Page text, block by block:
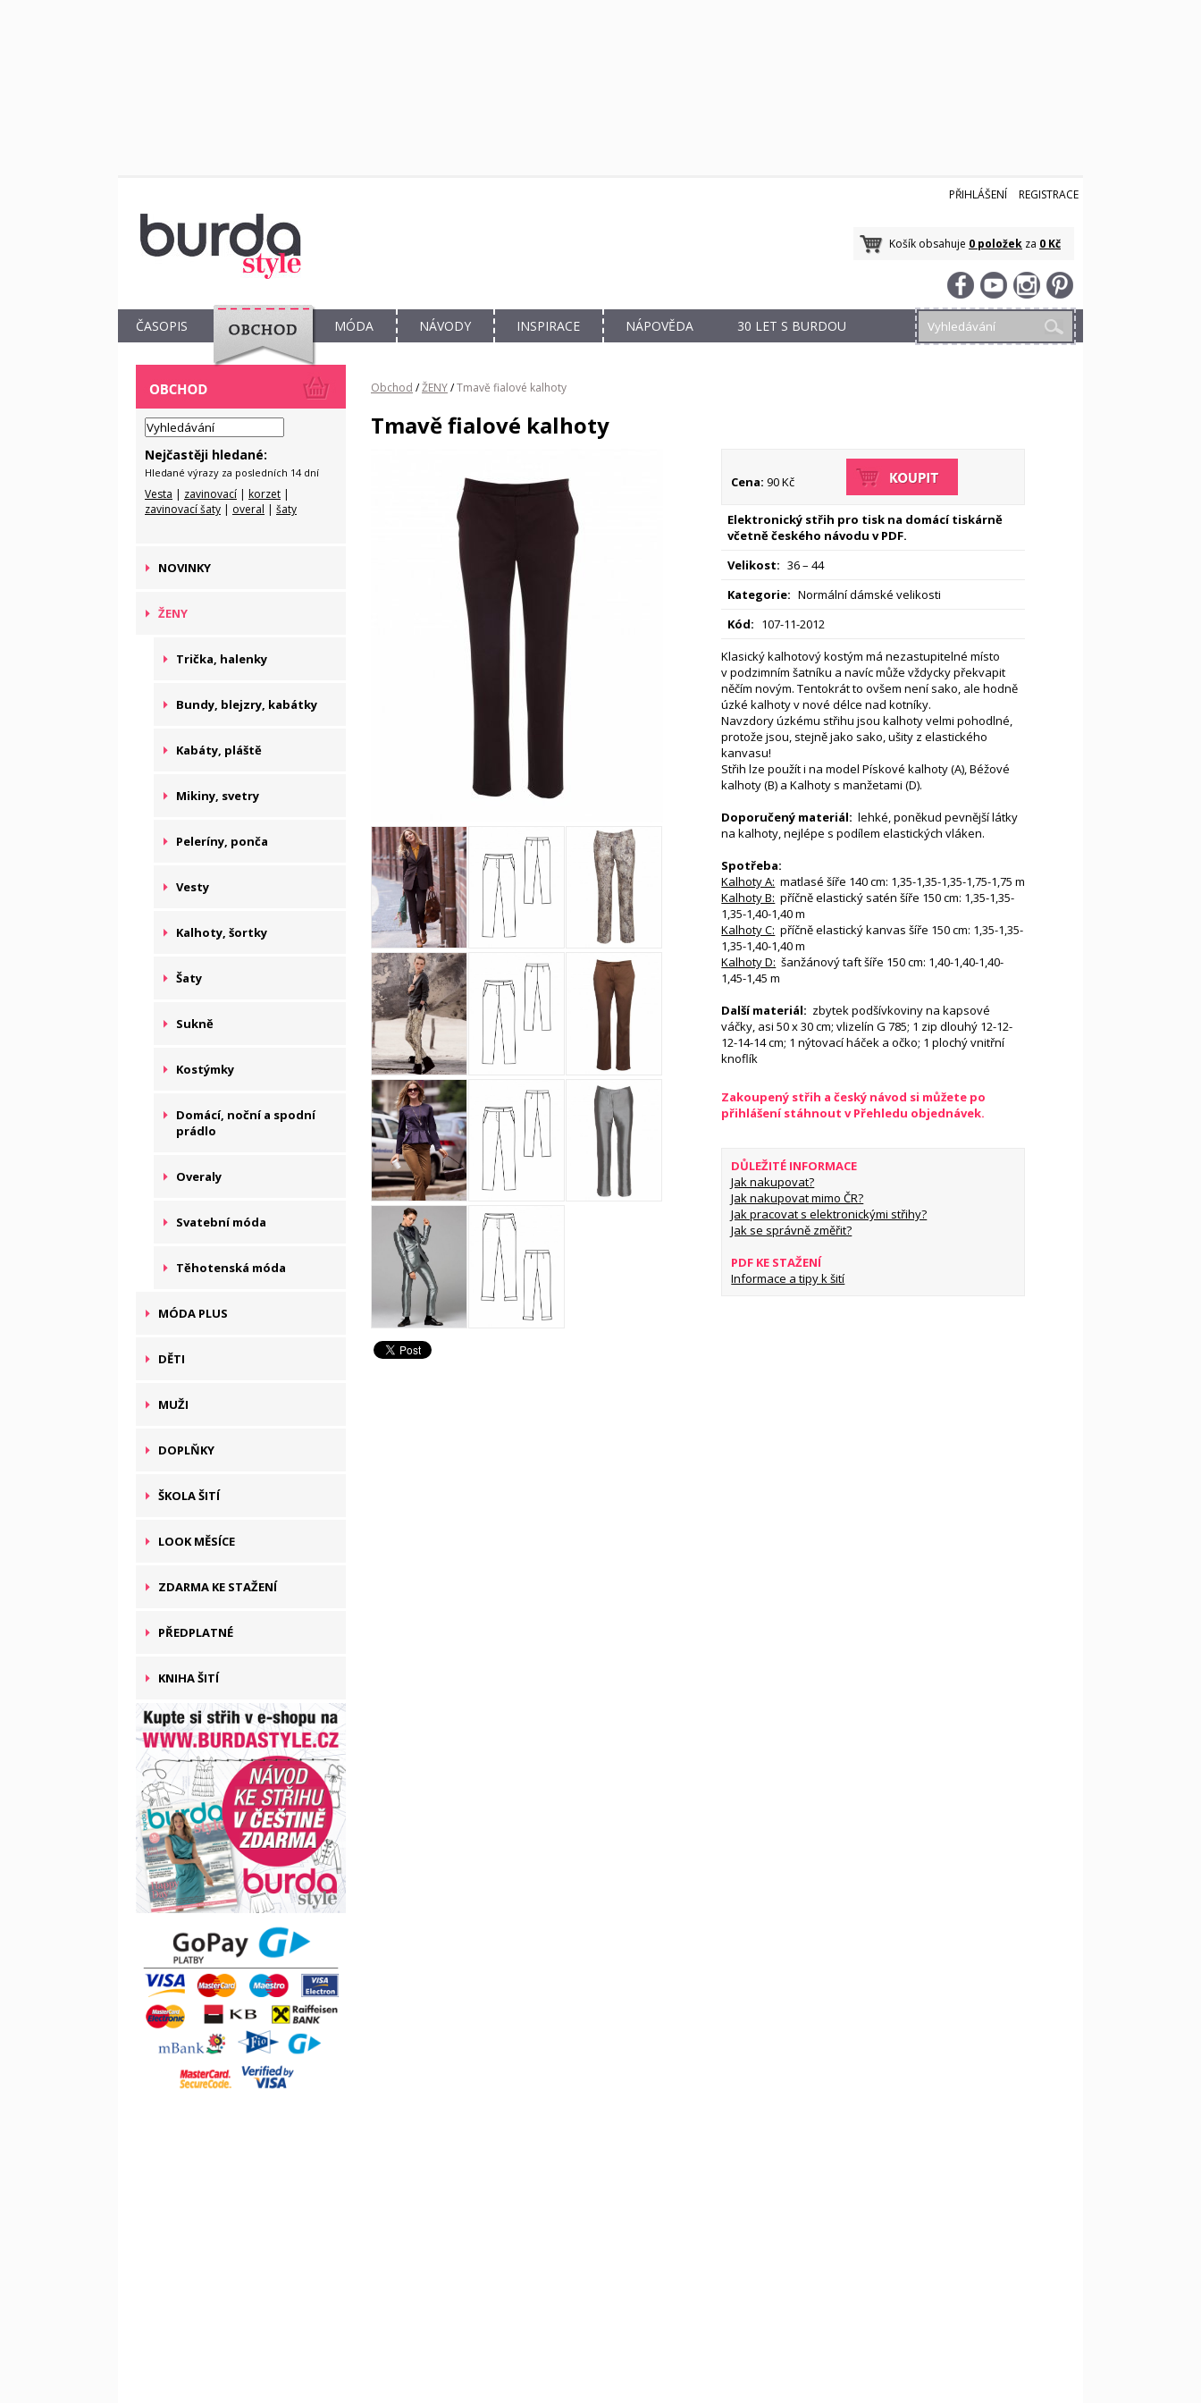
PŘIHLÁŠENÍ REGISTRACE
Košík obsahuje 0 položek za 0 Kč
ČASOPIS
OBCHOD
MÓDA NÁVODY INSPIRACE NÁPOVĚDA 30 LET S BURDOU
Nejčastěji hledané:
Hledané výrazy za posledních 14 dní
Vesta | zavinovací | korzet |
zavinovací šaty | overal | šaty
NOVINKY
ŽENY
Trička, halenky
Bundy, blejzry, kabátky
Kabáty, pláště
Mikiny, svetry
Peleríny, ponča
Vesty
Kalhoty, šortky
Šaty
Sukně
Kostýmky
Domácí, noční a spodní
prádlo
Overaly
Svatební móda
Těhotenská móda
MÓDA PLUS
DĚTI
MUŽI
DOPLŇKY
ŠKOLA ŠITÍ
LOOK MĚSÍCE
ZDARMA KE STAŽENÍ
PŘEDPLATNÉ
KNIHA ŠITÍ
Obchod /ŽENY/Tmavě fialové kalhoty
Tmavě fialové kalhoty
Cena: 90 Kč
Elektronický střih pro tisk na domácí tiskárně
včetně českého návodu v PDF.
Velikost: 36 – 44
Kategorie: Normální dámské velikosti
Kód: 107-11-2012
Klasický kalhotový kostým má nezastupitelné místo
v podzimním šatníku a navíc může vždycky překvapit
něčím novým. Tentokrát to ovšem není sako, ale hodně
úzké kalhoty v nové délce nad kotníky.
Navzdory úzkému střihu jsou kalhoty velmi pohodlné,
protože jsou, stejně jako sako, ušity z elastického
kanvasu!
Střih lze použít i na model Pískové kalhoty (A), Béžové
kalhoty (B) a Kalhoty s manžetami (D).
Doporučený materiál: lehké, poněkud pevnější látky
na kalhoty, nejlépe s podílem elastických vláken.
Spotřeba:
Kalhoty A: matlasé šíře 140 cm: 1,35-1,35-1,35-1,75-1,75 m
Kalhoty B: příčně elastický satén šíře 150 cm: 1,35-1,35-
1,35-1,40-1,40 m
Kalhoty C: příčně elastický kanvas šíře 150 cm: 1,35-1,35-
1,35-1,40-1,40 m
Kalhoty D: šanžánový taft šíře 150 cm: 1,40-1,40-1,40-
1,45-1,45 m
Další materiál: zbytek podšívkoviny na kapsové
váčky, asi 50 x 30 cm; vlizelín G 785; 1 zip dlouhý 12-12-
12-14-14 cm; 1 nýtovací háček a očko; 1 plochý vnitřní
knoflík
Zakoupený střih a český návod si můžete po
přihlášení stáhnout v Přehledu objednávek.
DŮLEŽITÉ INFORMACE
Jak nakupovat?
Jak nakupovat mimo ČR?
Jak pracovat s elektronickými střihy?
Jak se správně změřit?
PDF KE STAŽENÍ
Informace a tipy k šití